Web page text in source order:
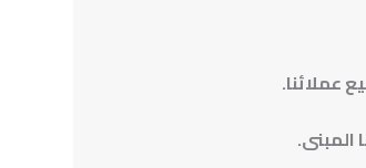
عملائنا.
المبنى.